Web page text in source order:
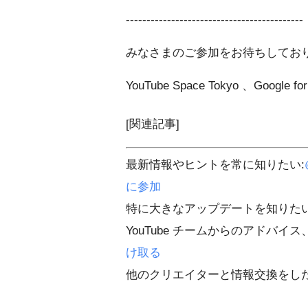
-------------------------------------------
みなさまのご参加をお待ちしてお
YouTube Space Tokyo 、Google
[関連記事]
最新情報やヒントを常に知りたい:
に参加
特に大きなアップデートを知りた
YouTube チームからのアドバイ
け取る
他のクリエイターと情報交換をし